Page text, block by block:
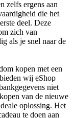
zelfs ergens aan
die het
deel. Deze
zich van
als je snel naar de
kopen met een
wij eShop
niet
van de nieuwe
oplossing. Het
te doen aan